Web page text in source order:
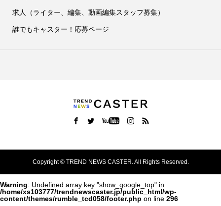
求人（ライター、編集、動画編集スタッフ募集）
誰でもキャスター！応募ページ
Copyright ©TREND NEWS CASTER. All Rights Reserved.
Warning: Undefined array key "show_google_top" in
/home/xs103777/trendnewscaster.jp/public_html/wp-
content/themes/rumble_tcd058/footer.php on line 296